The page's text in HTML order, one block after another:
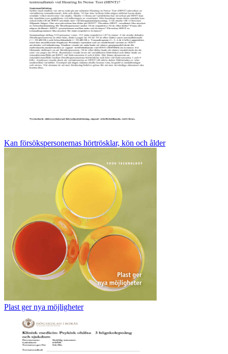
Kan försökspersonernas hörtrösklar, kön och ålder
Plast ger nya möjligheter